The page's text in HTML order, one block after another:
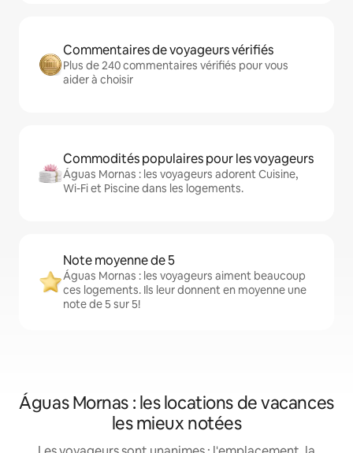
Commentaires de voyageurs vérifiés
Plus de 240 commentaires vérifiés pour vous
aider à choisir
Commodités populaires pour les voyageurs
Águas Mornas : les voyageurs adorent Cuisine,
Wi-Fi et Piscine dans les logements.
Note moyenne de 5
Águas Mornas : les voyageurs aiment beaucoup
ces logements. Ils leur donnent en moyenne une
note de 5 sur 5!
Águas Mornas : les locations de vacances
les mieux notées